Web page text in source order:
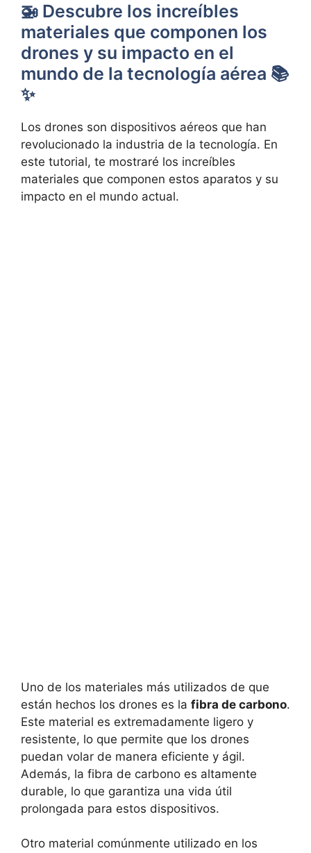
🚁 Descubre los increíbles
materiales que componen los
drones y su impacto en el
mundo de la tecnología aérea 📚
✨
Los drones son dispositivos aéreos que han
revolucionado la industria de la tecnología. En
este tutorial, te mostraré los increíbles
materiales que componen estos aparatos y su
impacto en el mundo actual.
Uno de los materiales más utilizados de que
están hechos los drones es la fibra de carbono.
Este material es extremadamente ligero y
resistente, lo que permite que los drones
puedan volar de manera eficiente y ágil.
Además, la fibra de carbono es altamente
durable, lo que garantiza una vida útil
prolongada para estos dispositivos.
Otro material comúnmente utilizado en los